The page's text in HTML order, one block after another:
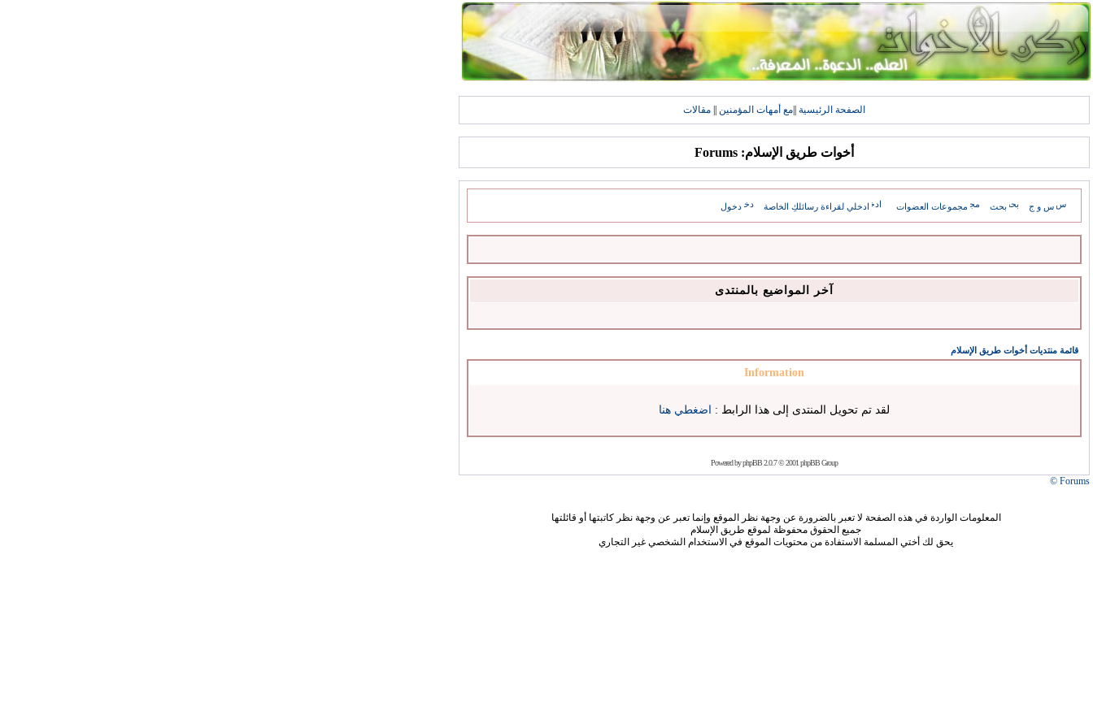
الصفحة الرئيسية مع أمهات المؤمنين مقالات
أخوات طريق الإسلام: Forums
س و ج بحث مجموعات العضوات ادخلي لقراءة رسائلكِ الخاصة دخول
آخر المواضيع بالمنتدى
قائمة منتديات أخوات طريق الإسلام
Information
لقد تم تحويل المنتدى إلى هذا الرابط : اضغطي هنا
Powered byphpBB2.0.7 © 2001 phpBB Group
Forums ©
المعلومات الواردة في هذه الصفحة لا تعبر بالضرورة عن وجهة نظر الموقع وإنما تعبر عن وجهة نظر كاتبتها أو قائلتها
جميع الحقوق محفوظة لموقع طريق الإسلام
يحق لك أختي المسلمة الاستفادة من محتويات الموقع في الاستخدام الشخصي غير التجاري